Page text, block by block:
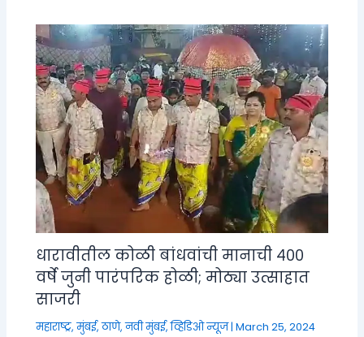
धारावीतील कोळी बांधवांची मानाची ४००
वर्षे जुनी पारंपरिक होळी; मोठ्या उत्साहात
साजरी
महाराष्ट्र,मुंबई, ठाणे, नवी मुंबई,व्हिडिओ न्यूज|March 25, 2024